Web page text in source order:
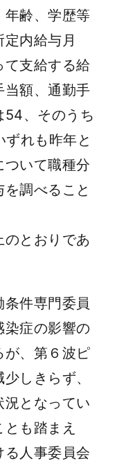
年齢、学歴等
内給与月
支給する給
当額、通勤手
54、そのうち
れも昨年と
いて職種分
調べること
とおりであ
件専門委員
症の影響の
が、第６波ピ
しきらず、
となってい
も踏まえ
人事委員会